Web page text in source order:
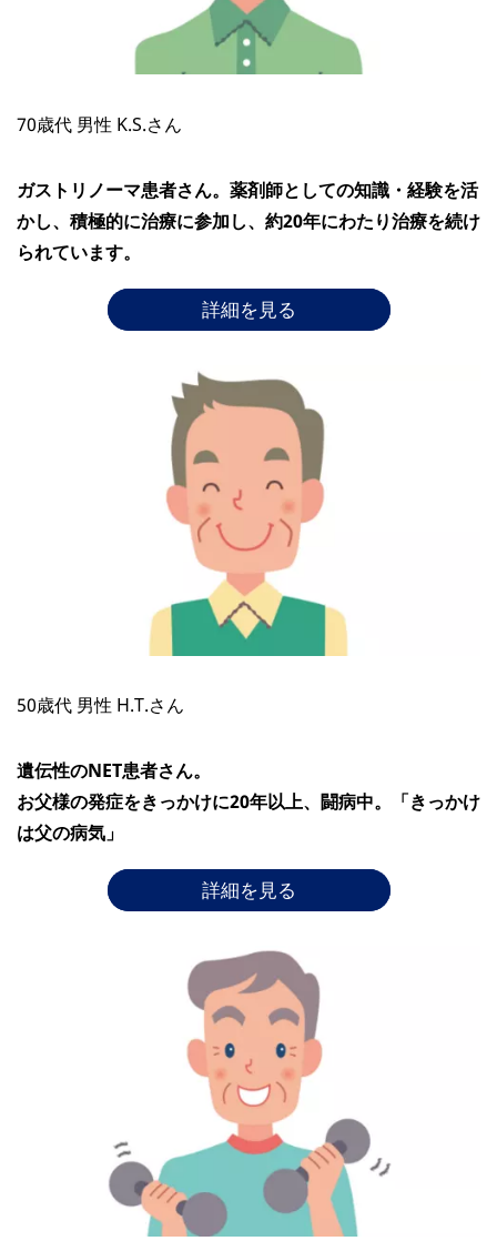
70歳代 男性 K.S.さん
ガストリノーマ患者さん。薬剤師としての知識・経験を活
かし、積極的に治療に参加し、約20年にわたり治療を続け
られています。
詳細を見る
50歳代 男性 H.T.さん
遺伝性のNET患者さん。
お父様の発症をきっかけに20年以上、闘病中。「きっかけ
は父の病気」
詳細を見る